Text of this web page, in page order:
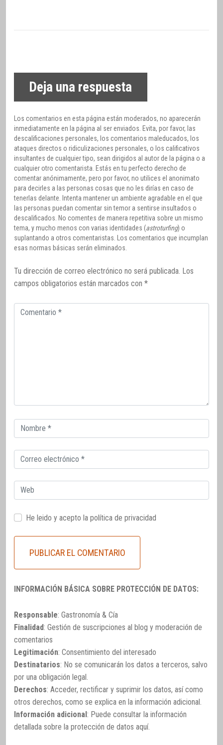
Deja una respuesta
Los comentarios en esta página están moderados, no aparecerán
inmediatamente en la página al ser enviados. Evita, por favor, las
descalificaciones personales, los comentarios maleducados, los
ataques directos o ridiculizaciones personales, o los calificativos
insultantes de cualquier tipo, sean dirigidos al autor de la página o a
cualquier otro comentarista. Estás en tu perfecto derecho de
comentar anónimamente, pero por favor, no utilices el anonimato
para decirles a las personas cosas que no les dirías en caso de
tenerlas delante. Intenta mantener un ambiente agradable en el que
las personas puedan comentar sin temor a sentirse insultados o
descalificados. No comentes de manera repetitiva sobre un mismo
tema, y mucho menos con varias identidades (astroturfing) o
suplantando a otros comentaristas. Los comentarios que incumplan
esas normas básicas serán eliminados.
Tu dirección de correo electrónico no será publicada. Los
campos obligatorios están marcados con *
Comentario
Correo
electrónico
Correo
electrónico
Web
He leido y acepto la política de privacidad
INFORMACIÓN BÁSICA SOBRE PROTECCIÓN DE DATOS:
Responsable: Gastronomía & Cía
Finalidad: Gestión de suscripciones al blog y moderación de
comentarios
Legitimación: Consentimiento del interesado
Destinatarios: No se comunicarán los datos a terceros, salvo
por una obligación legal.
Derechos: Acceder, rectificar y suprimir los datos, así como
otros derechos, como se explica en la información adicional.
Información adicional: Puede consultar la información
detallada sobre la protección de datos aquí.